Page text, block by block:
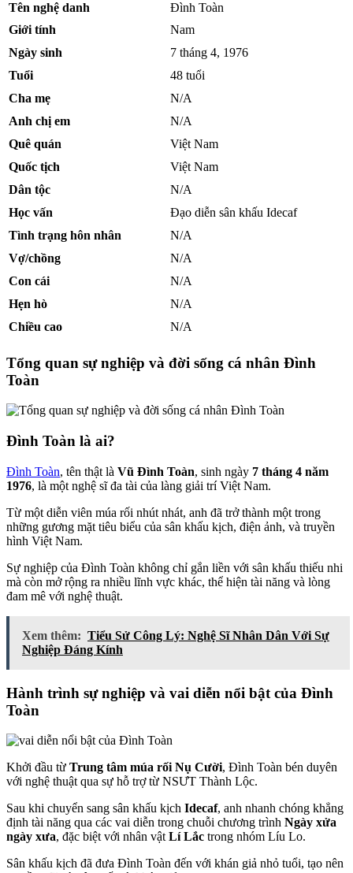
Tên nghệ danh
Đình Toàn
Giới tính
Nam
Ngày sinh
7 tháng 4, 1976
Tuổi
48 tuổi
Cha mẹ
N/A
Anh chị em
N/A
Quê quán
Việt Nam
Quốc tịch
Việt Nam
Dân tộc
N/A
Học vấn
Đạo diễn sân khấu Idecaf
Tình trạng hôn nhân
N/A
Vợ/chồng
N/A
Con cái
N/A
Hẹn hò
N/A
Chiều cao
N/A
Tổng quan sự nghiệp và đời sống cá nhân Đình
Toàn
Đình Toàn là ai?
Đình Toàn, tên thật là Vũ Đình Toàn, sinh ngày 7 tháng 4 năm
1976, là một nghệ sĩ đa tài của làng giải trí Việt Nam.
Từ một diễn viên múa rối nhút nhát, anh đã trở thành một trong
những gương mặt tiêu biểu của sân khấu kịch, điện ảnh, và truyền
hình Việt Nam.
Sự nghiệp của Đình Toàn không chỉ gắn liền với sân khấu thiếu nhi
mà còn mở rộng ra nhiều lĩnh vực khác, thể hiện tài năng và lòng
đam mê với nghệ thuật.
Xem thêm: Tiểu Sử Công Lý: Nghệ Sĩ Nhân Dân Với Sự
Nghiệp Đáng Kính
Hành trình sự nghiệp và vai diễn nổi bật của Đình
Toàn
Khởi đầu từ Trung tâm múa rối Nụ Cười, Đình Toàn bén duyên
với nghệ thuật qua sự hỗ trợ từ NSƯT Thành Lộc.
Sau khi chuyển sang sân khấu kịch Idecaf, anh nhanh chóng khẳng
định tài năng qua các vai diễn trong chuỗi chương trình Ngày xửa
ngày xưa, đặc biệt với nhân vật Lí Lắc trong nhóm Líu Lo.
Sân khấu kịch đã đưa Đình Toàn đến với khán giả nhỏ tuổi, tạo nên